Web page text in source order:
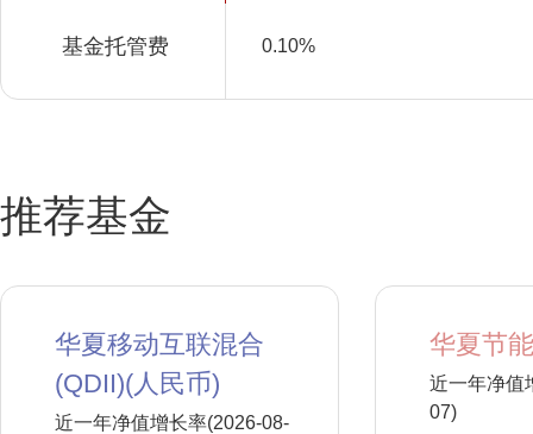
基金托管费 0.10%
推荐基金
华夏移动互联混合
(QDII)(人民币)
近一年净值增长率(2026-08-
华夏节
近一年净值
07)